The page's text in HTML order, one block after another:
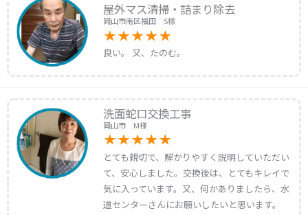
屋外マス清掃・詰まり除去
岡山市南区福田 S様
良い。 又、たのむ。
洗面蛇口交換工事
岡山市 M様
とても親切で、解かりやすく説明していただい
て、安心しました。交換後は、とてもキレイで
気に入っています。又、何かありましたら、水
道センターさんにお願いしたいと思います。